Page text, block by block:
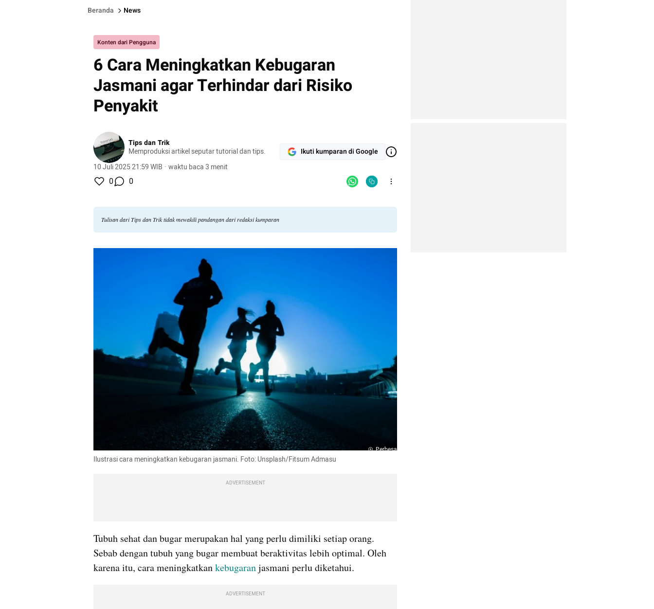
Beranda News
Konten dari Pengguna
6 Cara Meningkatkan Kebugaran
Jasmani agar Terhindar dari Risiko
Penyakit
Tips dan Trik
Memproduksi artikel seputar tutorial dan tips.
10 Juli 2025 21:59 WIB · waktu baca 3 menit
Ikuti kumparan di Google
0 0
Tulisan dari Tips dan Trik tidak mewakili pandangan dari redaksi kumparan
Perbesar
Ilustrasi cara meningkatkan kebugaran jasmani. Foto: Unsplash/Fitsum Admasu
ADVERTISEMENT
Tubuh sehat dan bugar merupakan hal yang perlu dimiliki setiap orang.
Sebab dengan tubuh yang bugar membuat beraktivitas lebih optimal. Oleh
karena itu, cara meningkatkan kebugaran jasmani perlu diketahui.
ADVERTISEMENT